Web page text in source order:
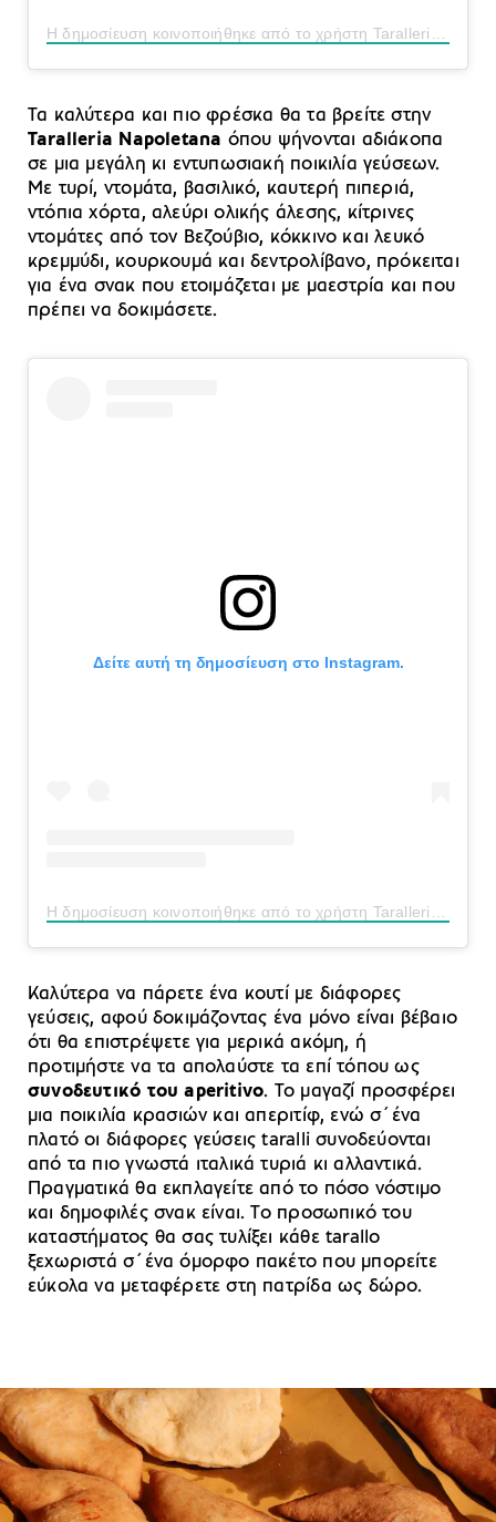
Η δημοσίευση κοινοποιήθηκε από το χρήστη Taralleria Napoletana (@tarallerianapoletana)
Τα καλύτερα και πιο φρέσκα θα τα βρείτε στην
Taralleria Napoletana όπου ψήνονται αδιάκοπα
σε μια μεγάλη κι εντυπωσιακή ποικιλία γεύσεων.
Με τυρί, ντομάτα, βασιλικό, καυτερή πιπεριά,
ντόπια χόρτα, αλεύρι ολικής άλεσης, κίτρινες
ντομάτες από τον Βεζούβιο, κόκκινο και λευκό
κρεμμύδι, κουρκουμά και δεντρολίβανο, πρόκειται
για ένα σνακ που ετοιμάζεται με μαεστρία και που
πρέπει να δοκιμάσετε.
Δείτε αυτή τη δημοσίευση στο Instagram.
Καλύτερα να πάρετε ένα κουτί με διάφορες
γεύσεις, αφού δοκιμάζοντας ένα μόνο είναι βέβαιο
ότι θα επιστρέψετε για μερικά ακόμη, ή
προτιμήστε να τα απολαύστε τα επί τόπου ως
συνοδευτικό του aperitivo. Το μαγαζί προσφέρει
μια ποικιλία κρασιών και απεριτίφ, ενώ σ΄ένα
πλατό οι διάφορες γεύσεις taralli συνοδεύονται
από τα πιο γνωστά ιταλικά τυριά κι αλλαντικά.
Πραγματικά θα εκπλαγείτε από το πόσο νόστιμο
και δημοφιλές σνακ είναι. Το προσωπικό του
καταστήματος θα σας τυλίξει κάθε tarallo
ξεχωριστά σ΄ένα όμορφο πακέτο που μπορείτε
εύκολα να μεταφέρετε στη πατρίδα ως δώρο.